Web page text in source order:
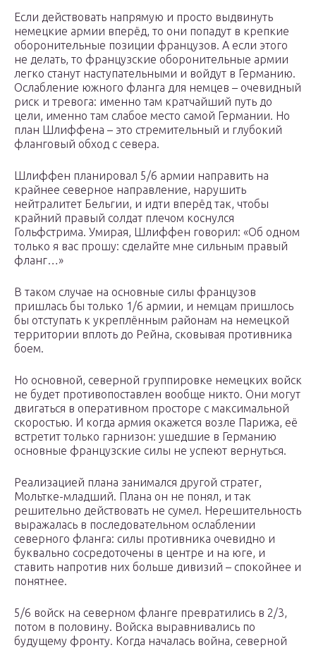
Если действовать напрямую и просто выдвинуть
немецкие армии вперёд, то они попадут в крепкие
оборонительные позиции французов. А если этого
не делать, то французские оборонительные армии
легко станут наступательными и войдут в Германию.
Ослабление южного фланга для немцев – очевидный
риск и тревога: именно там кратчайший путь до
цели, именно там слабое место самой Германии. Но
план Шлиффена – это стремительный и глубокий
фланговый обход с севера.
Шлиффен планировал 5/6 армии направить на
крайнее северное направление, нарушить
нейтралитет Бельгии, и идти вперёд так, чтобы
крайний правый солдат плечом коснулся
Гольфстрима. Умирая, Шлиффен говорил: «Об одном
только я вас прошу: сделайте мне сильным правый
фланг…»
В таком случае на основные силы французов
пришлась бы только 1/6 армии, и немцам пришлось
бы отступать к укреплённым районам на немецкой
территории вплоть до Рейна, сковывая противника
боем.
Но основной, северной группировке немецких войск
не будет противопоставлен вообще никто. Они могут
двигаться в оперативном просторе с максимальной
скоростью. И когда армия окажется возле Парижа, её
встретит только гарнизон: ушедшие в Германию
основные французские силы не успеют вернуться.
Реализацией плана занимался другой стратег,
Мольтке-младший. Плана он не понял, и так
решительно действовать не сумел. Нерешительность
выражалась в последовательном ослаблении
северного фланга: силы противника очевидно и
буквально сосредоточены в центре и на юге, и
ставить напротив них больше дивизий – спокойнее и
понятнее.
5/6 войск на северном фланге превратились в 2/3,
потом в половину. Войска выравнивались по
будущему фронту. Когда началась война, северной